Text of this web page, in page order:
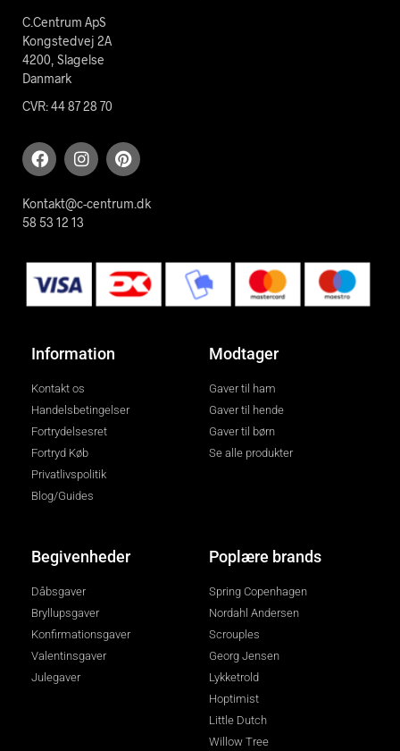
C.Centrum ApS
Kongstedvej 2A
4200, Slagelse
Danmark
CVR: 44 87 28 70
Kontakt@c-centrum.dk
58 53 12 13
Information
Kontakt os
Handelsbetingelser
Fortrydelsesret
Fortryd Køb
Privatlivspolitik
Blog/Guides
Modtager
Gaver til ham
Gaver til hende
Gaver til børn
Se alle produkter
Begivenheder
Dåbsgaver
Bryllupsgaver
Konfirmationsgaver
Valentinsgaver
Julegaver
Poplære brands
Spring Copenhagen
Nordahl Andersen
Scrouples
Georg Jensen
Lykketrold
Hoptimist
Little Dutch
Willow Tree